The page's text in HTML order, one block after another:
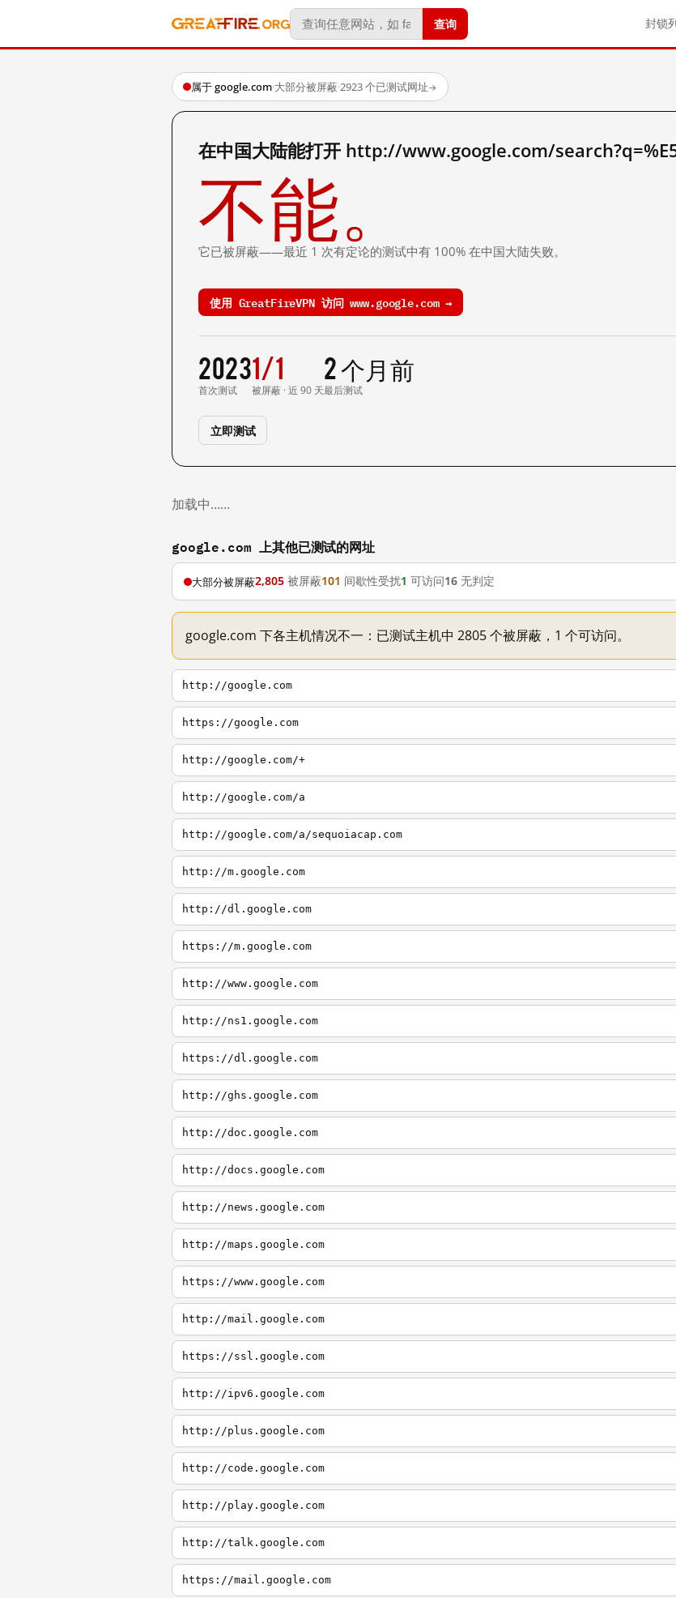
查询 封锁
属于 google.com·大部分被屏蔽·2923 个已测试网址→
在中国大陆能打开 http://www.google.com/
不能。
它已被屏蔽——最近 1 次有定论的测试中有 100% 在中国大陆失败。
使用 GreatFireVPN 访问 www.google.com →
2023
首次测试
1/1
被屏蔽 · 近 90 天
2 个月前
最后测试
立即测试
加载中……
google.com 上其他已测试的网址
大部分被屏蔽2,805 被屏蔽101 间歇性受扰1 可访问16 无判定
google.com 下各主机情况不一：已测试主机中 2805 个被屏蔽，1 个可访问。
http://google.com
https://google.com
http://google.com/+
http://google.com/a
http://google.com/a/sequoiacap.com
http://m.google.com
http://dl.google.com
https://m.google.com
http://www.google.com
http://ns1.google.com
https://dl.google.com
http://ghs.google.com
http://doc.google.com
http://docs.google.com
http://news.google.com
http://maps.google.com
https://www.google.com
http://mail.google.com
https://ssl.google.com
http://ipv6.google.com
http://plus.google.com
http://code.google.com
http://play.google.com
http://talk.google.com
https://mail.google.com